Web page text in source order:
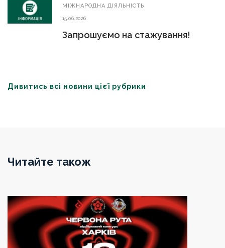
МIЖНАРОДНА ДIЯЛЬНIСТЬ
15.06.2026
Запрошуємо на стажування!
Дивитись всі новини цієї рубрики
Читайте також